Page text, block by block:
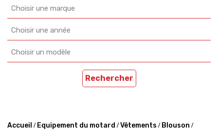
Choisir une marque
Choisir une année
Choisir un modèle
Rechercher
Accueil Equipement du motard Vêtements
Blouson